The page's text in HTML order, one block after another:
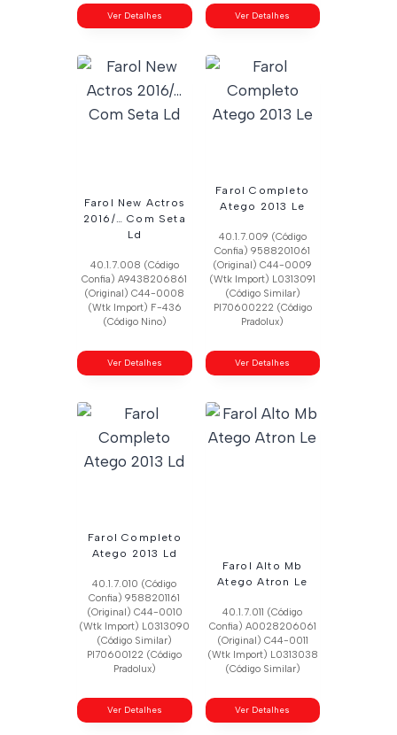
Ver Detalhes Ver Detalhes
Farol New Actros
2016/… Com Seta
Ld
40.1.7.008 (Código
Confia) A9438206861
(Original) C44-0008
(Wtk Import) F-436
(Código Nino)
Ver Detalhes
Farol Completo
Atego 2013 Le
40.1.7.009 (Código
Confia) 9588201061
(Original) C44-0009
(Wtk Import) L0313091
(Código Similar)
Pl70600222 (Código
Pradolux)
Ver Detalhes
Farol Completo
Atego 2013 Ld
40.1.7.010 (Código
Confia) 9588201161
(Original) C44-0010
(Wtk Import) L0313090
(Código Similar)
Pl70600122 (Código
Pradolux)
Ver Detalhes
Farol Alto Mb
Atego Atron Le
40.1.7.011 (Código
Confia) A0028206061
(Original) C44-0011
(Wtk Import) L0313038
(Código Similar)
Ver Detalhes